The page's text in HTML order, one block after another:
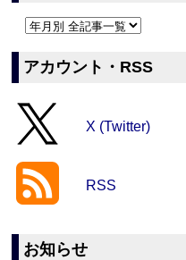
アカウント・RSS
X (Twitter)
RSS
お知らせ